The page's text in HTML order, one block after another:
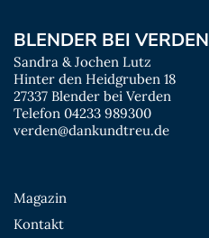
BLENDER BEI VERDEN
Sandra & Jochen Lutz
Hinter den Heidgruben 18
27337 Blender bei Verden
Telefon 04233 989300
verden@dankundtreu.de
Magazin
Kontakt